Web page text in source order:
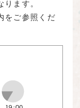
ます。
をご参照くだ